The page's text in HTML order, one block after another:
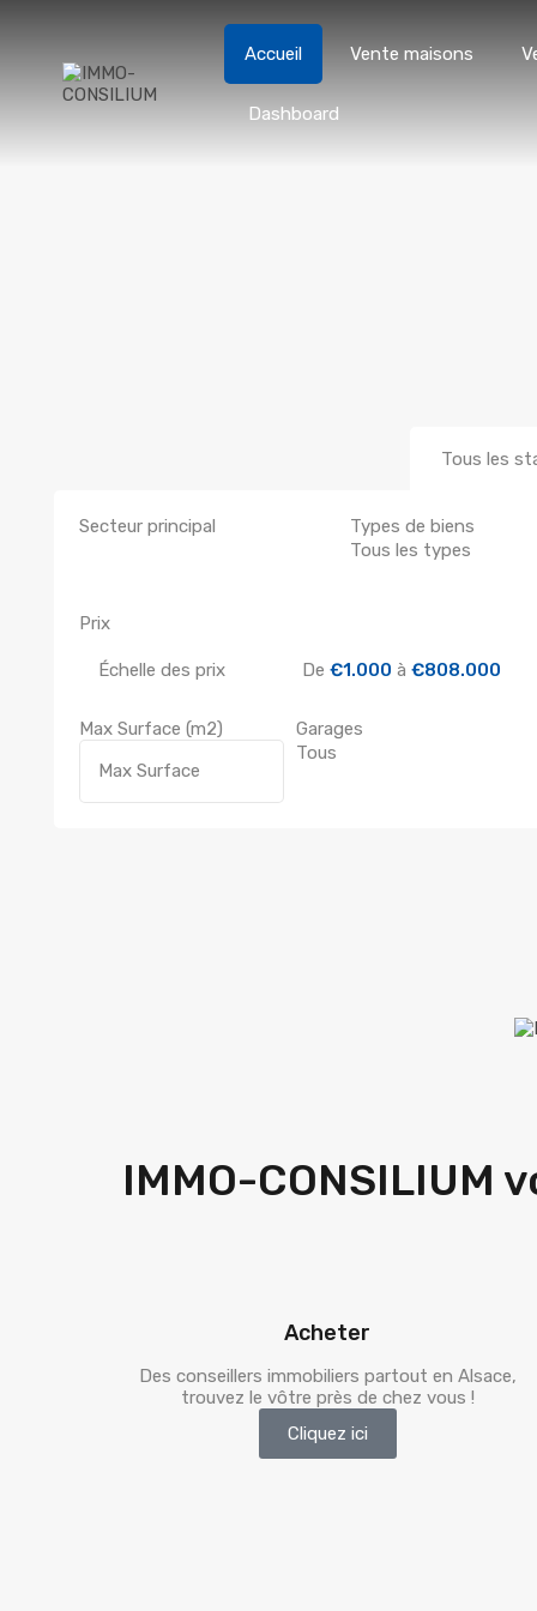
Accueil Vente maisons
Dashboard
Tous les
Secteur principal Types de biens
Prix
Échelle des prix De €1.000 à €808.000
Garages
Max Surface (m2)
IMMO-CONSILIUM
Acheter
Des conseillers immobiliers partout en Alsace,
trouvez le vôtre près de chez vous !
Cliquez ici